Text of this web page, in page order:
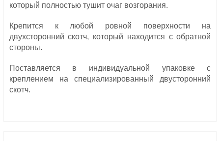
который полностью тушит очаг возгорания.
Крепится к любой ровной поверхности на
двухсторонний скотч, который находится с обратной
стороны.
Поставляется в индивидуальной упаковке с
креплением на специализированный двусторонний
скотч.